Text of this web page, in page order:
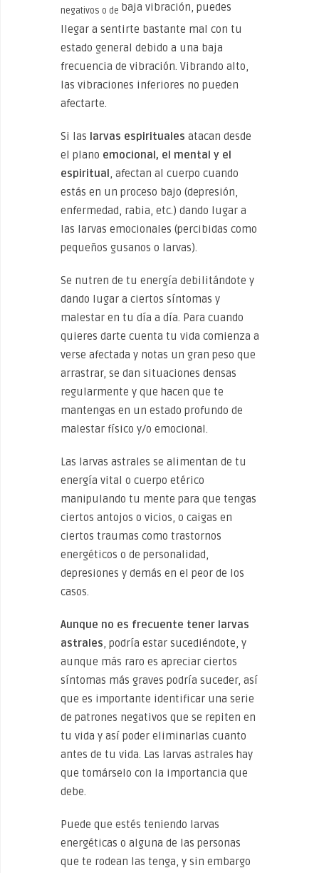
negativos o de baja vibración, puedes
llegar a sentirte bastante mal con tu
estado general debido a una baja
frecuencia de vibración. Vibrando alto,
las vibraciones inferiores no pueden
afectarte.
Si las larvas espirituales atacan desde
el plano emocional, el mental y el
espiritual, afectan al cuerpo cuando
estás en un proceso bajo (depresión,
enfermedad, rabia, etc.) dando lugar a
las larvas emocionales (percibidas como
pequeños gusanos o larvas).
Se nutren de tu energía debilitándote y
dando lugar a ciertos síntomas y
malestar en tu día a día. Para cuando
quieres darte cuenta tu vida comienza a
verse afectada y notas un gran peso que
arrastrar, se dan situaciones densas
regularmente y que hacen que te
mantengas en un estado profundo de
malestar físico y/o emocional.
Las larvas astrales se alimentan de tu
energía vital o cuerpo etérico
manipulando tu mente para que tengas
ciertos antojos o vicios, o caigas en
ciertos traumas como trastornos
energéticos o de personalidad,
depresiones y demás en el peor de los
casos.
Aunque no es frecuente tener larvas
astrales, podría estar sucediéndote, y
aunque más raro es apreciar ciertos
síntomas más graves podría suceder, así
que es importante identificar una serie
de patrones negativos que se repiten en
tu vida y así poder eliminarlas cuanto
antes de tu vida. Las larvas astrales hay
que tomárselo con la importancia que
debe.
Puede que estés teniendo larvas
energéticas o alguna de las personas
que te rodean las tenga, y sin embargo